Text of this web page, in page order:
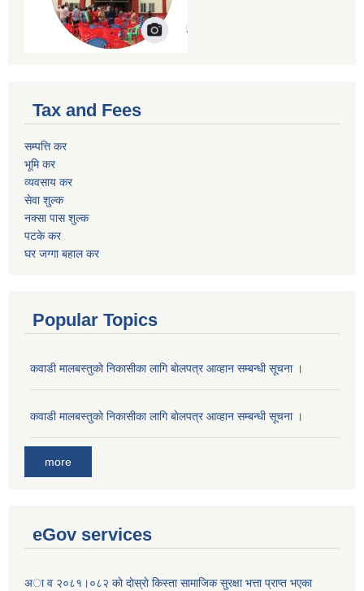
Tax and Fees
सम्पत्ति कर
भूमि कर
व्यवसाय कर
सेवा शुल्क
नक्सा पास शुल्क
पटके कर
घर जग्गा बहाल कर
Popular Topics
कवाडी मालबस्तुकाे निकासीका लागि बाेलपत्र आव्हान सम्बन्धी सूचना ।
कवाडी मालबस्तुकाे निकासीका लागि बाेलपत्र आव्हान सम्बन्धी सूचना ।
more
eGov services
अा व २०८१।०८२ काे दाेस्राे किस्ता सामाजिक सुरक्षा भत्ता प्राप्त भएका